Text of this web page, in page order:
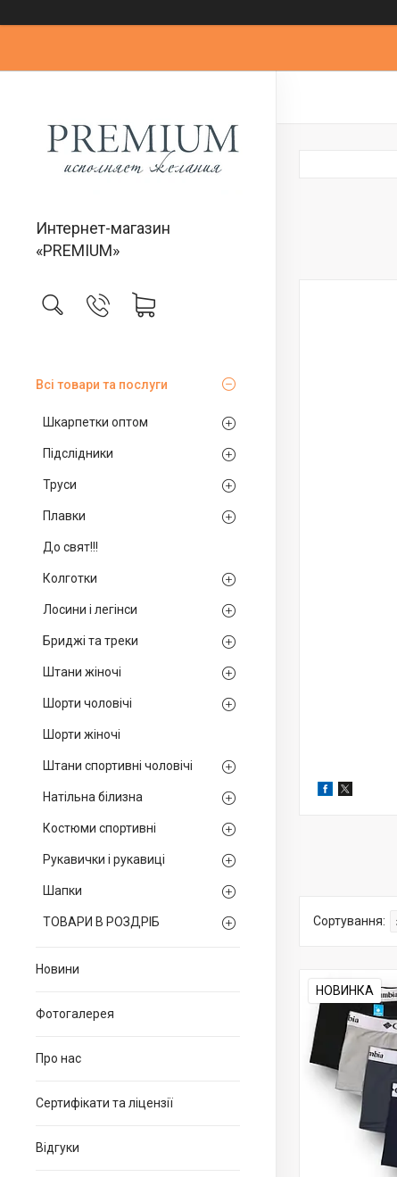
Интернет-магазин
«PREMIUM»
Всі товари та послуги
Шкарпетки оптом
Підслідники
Труси
Плавки
До свят!!!
Колготки
Лосини і легінси
Бриджі та треки
Штани жіночі
Шорти чоловічі
Шорти жіночі
Штани спортивні чоловічі
Натільна білизна
Костюми спортивні
Рукавички і рукавиці
Шапки
ТОВАРИ В РОЗДРІБ
Новини
Фотогалерея
Про нас
Сертифікати та ліцензії
Відгуки
НОВИНКА